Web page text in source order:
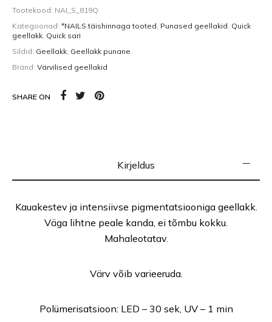
Tootekood: NAI_S_819Q
Kategooriad: *NAILS täishinnaga tooted, Punased geellakid, Quick
geellakk, Quick sari
Sildid: Geellakk, Geellakk punane
Bränd: Värvilised geellakid
SHARE ON
Kirjeldus
Kauakestev ja intensiivse pigmentatsiooniga geellakk.
Väga lihtne peale kanda, ei tõmbu kokku.
Mahaleotatav.
Värv võib varieeruda.
Polümerisatsioon: LED – 30 sek, UV – 1 min